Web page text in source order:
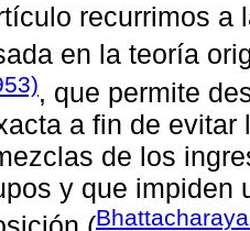
recurrimos
en la teoría
, que permite
a fin de
de los
y que impiden